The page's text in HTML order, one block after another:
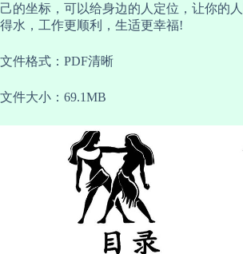
己的坐标，可以给身边的人定位，让你的
得水，工作更顺利，生适更幸福!
文件格式：PDF清晰
文件大小：69.1MB